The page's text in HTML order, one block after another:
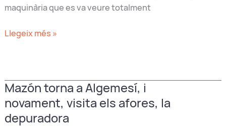
maquinària que es va veure totalment
Envien
de
2’3
milions
Llegeix més »
Mazón torna a Algemesí, i
novament, visita els afores, la
depuradora